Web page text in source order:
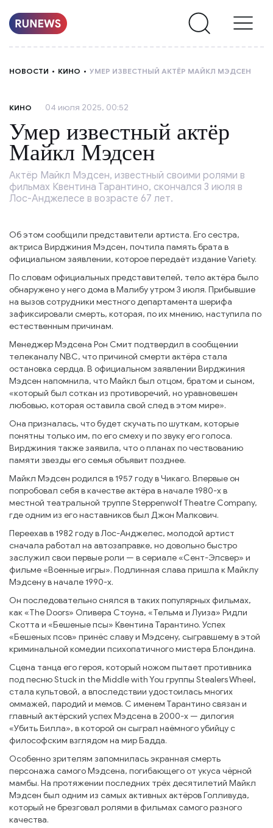
О
НАС
НОВОСТИ КИНО УМЕР ИЗВЕСТНЫЙ АКТЁР МАЙКЛ МЭДСЕН
КИНО 04 июля 2025, 00:52
Умер известный актёр
Майкл Мэдсен
Актёр Майкл Мэдсен, известный своими ролями в
фильмах Квентина Тарантино, скончался 3 июля в
Лос-Анджелесе в возрасте 67 лет.
Об этом сообщили представители артиста. Его сестра,
актриса Вирджиния Мэдсен, почтила память брата в
официальном заявлении, которое передаёт издание Variety.
По словам официальных представителей, тело актёра было
обнаружено у него дома в Малибу утром 3 июля. Прибывшие
на вызов сотрудники местного департамента шерифа
зафиксировали смерть, которая, по их мнению, наступила по
естественным причинам.
Менеджер Мэдсена Рон Смит подтвердил в сообщении
телеканалу NBC, что причиной смерти актёра стала
остановка сердца. В официальном заявлении Вирджиния
Мэдсен напомнила, что Майкл был отцом, братом и сыном,
«который был соткан из противоречий, но уравновешен
любовью, которая оставила свой след в этом мире».
Она призналась, что будет скучать по шуткам, которые
понятны только им, по его смеху и по звуку его голоса.
Вирджиния также заявила, что о планах по чествованию
памяти звезды его семья объявит позднее.
Майкл Мэдсен родился в 1957 году в Чикаго. Впервые он
попробовал себя в качестве актёра в начале 1980-х в
местной театральной труппе Steppenwolf Theatre Company,
где одним из его наставников был Джон Малкович.
Переехав в 1982 году в Лос-Анджелес, молодой артист
сначала работал на автозаправке, но довольно быстро
заслужил свои первые роли — в сериале «Сент-Элсвер» и
фильме «Военные игры». Подлинная слава пришла к Майклу
Мэдсену в начале 1990-х.
Он последовательно снялся в таких популярных фильмах,
как «The Doors» Оливера Стоуна, «Тельма и Луиза» Ридли
Скотта и «Бешеные псы» Квентина Тарантино. Успех
«Бешеных псов» принёс славу и Мэдсену, сыгравшему в этой
криминальной комедии психопатичного мистера Блондина.
Сцена танца его героя, который ножом пытает противника
под песню Stuck in the Middle with You группы Stealers Wheel,
стала культовой, а впоследствии удостоилась многих
оммажей, пародий и мемов. С именем Тарантино связан и
главный актёрский успех Мэдсена в 2000-х — дилогия
«Убить Билла», в которой он сыграл наёмного убийцу с
философским взглядом на мир Бадда.
Особенно зрителям запомнилась экранная смерть
персонажа самого Мэдсена, погибающего от укуса чёрной
мамбы. На протяжении последних трёх десятилетий Майкл
Мэдсен был одним из самых активных актёров Голливуда,
который не брезговал ролями в фильмах самого разного
качества.